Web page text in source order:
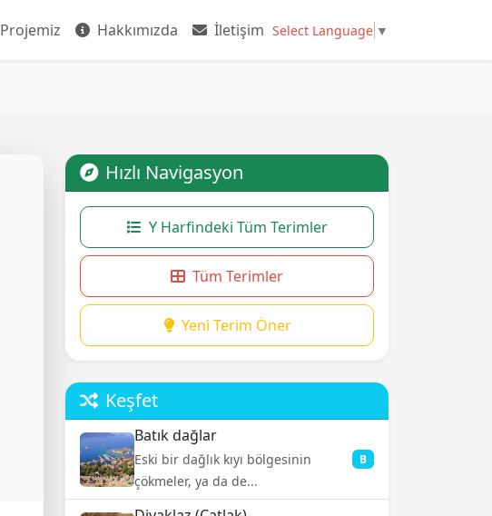
Projemiz Hakkımızda İletişim Select Language ▼
Hızlı Navigasyon
Y Harfindeki Tüm Terimler
Tüm Terimler
Yeni Terim Öner
Keşfet
Batık dağlar
Eski bir dağlık kıyı bölgesinin
çökmeler, ya da de...
B